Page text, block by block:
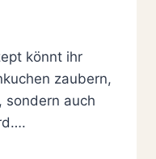
könnt ihr
zaubern,
sondern auch